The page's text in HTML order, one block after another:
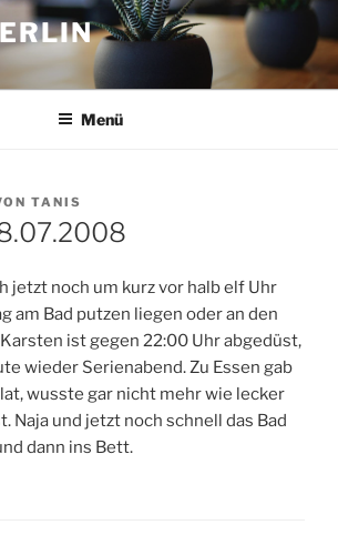
Menü
TANIS
jetzt noch um kurz vor halb elf Uhr
am Bad putzen liegen oder an den
ist gegen 22:00 Uhr abgedüst,
wieder Serienabend. Zu Essen gab
wusste gar nicht mehr wie lecker
Naja und jetzt noch schnell das Bad
dann ins Bett.